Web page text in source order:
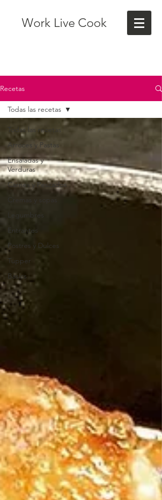
Work Live Cook
Recetas
Todas las recetas
Arroces y Pastas
Ensaladas y
Verduras
Carnes y Pescados
Cremas y sopas
Legumbres
Entrantes
Postres y Dulces
Tupper
Basics
Todas las recetas